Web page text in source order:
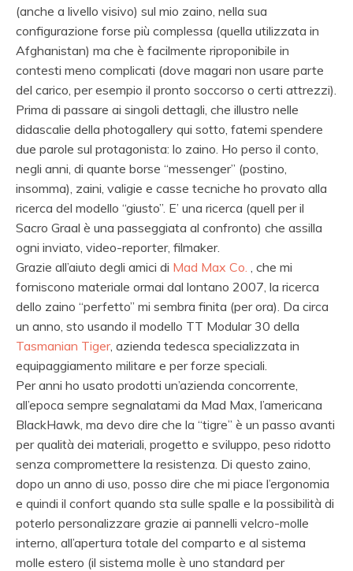
(anche a livello visivo) sul mio zaino, nella sua
configurazione forse più complessa (quella utilizzata in
Afghanistan) ma che è facilmente riproponibile in
contesti meno complicati (dove magari non usare parte
del carico, per esempio il pronto soccorso o certi attrezzi).
Prima di passare ai singoli dettagli, che illustro nelle
didascalie della photogallery qui sotto, fatemi spendere
due parole sul protagonista: lo zaino. Ho perso il conto,
negli anni, di quante borse “messenger” (postino,
insomma), zaini, valigie e casse tecniche ho provato alla
ricerca del modello “giusto”. E’ una ricerca (quell per il
Sacro Graal è una passeggiata al confronto) che assilla
ogni inviato, video-reporter, filmaker.
Grazie all’aiuto degli amici di Mad Max Co.
, che mi
forniscono materiale ormai dal lontano 2007, la ricerca
dello zaino “perfetto” mi sembra finita (per ora). Da circa
un anno, sto usando il modello TT Modular 30 della
Tasmanian Tiger, azienda tedesca specializzata in
equipaggiamento militare e per forze speciali.
Per anni ho usato prodotti un’azienda concorrente,
all’epoca sempre segnalatami da Mad Max, l’americana
BlackHawk, ma devo dire che la “tigre” è un passo avanti
per qualità dei materiali, progetto e sviluppo, peso ridotto
senza compromettere la resistenza. Di questo zaino,
dopo un anno di uso, posso dire che mi piace l’ergonomia
e quindi il confort quando sta sulle spalle e la possibilità di
poterlo personalizzare grazie ai pannelli velcro-molle
interno, all’apertura totale del comparto e al sistema
molle estero (il sistema molle è uno standard per